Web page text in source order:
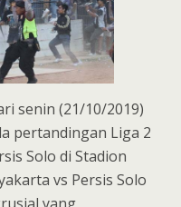
senin (21/10/2019)
pertandingan Liga 2
Solo di Stadion
vs Persis Solo